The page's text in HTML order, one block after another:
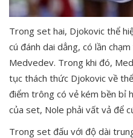
Trong set hai, Djokovic thể
cú đánh dai dẳng, có lần
Medvedev. Trong khi đó,
tục thách thức Djokovic về
điểm trông có vẻ kém bền bỉ
của set, Nole phải vất vả để
Trong set đấu với độ dài